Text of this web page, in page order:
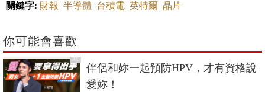
關鍵字: 財報 半導體 台積電 英特爾 晶片
你可能會喜歡
PR
伴侶和妳一起預防HPV，才有資格說
愛妳！